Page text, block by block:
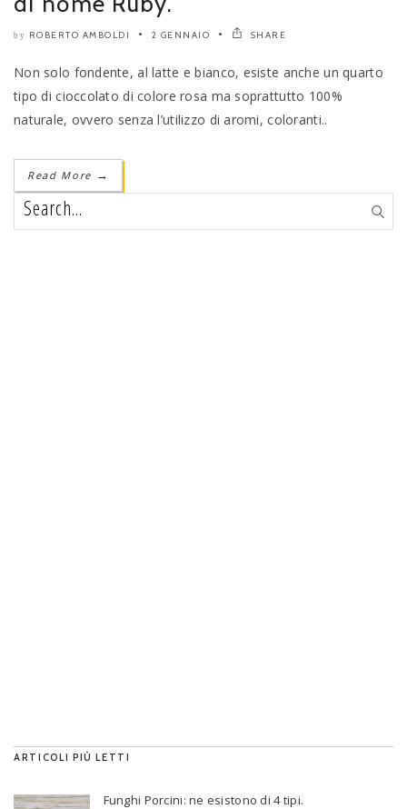
by ROBERTO AMBOLDI 2 GENNAIO SHARE
Non solo fondente, al latte e bianco, esiste anche un quarto
tipo di cioccolato di colore rosa ma soprattutto 100%
naturale, ovvero senza l’utilizzo di aromi, coloranti..
Read More →
ARTICOLI PIÙ LETTI
Funghi Porcini: ne esistono di 4 tipi.